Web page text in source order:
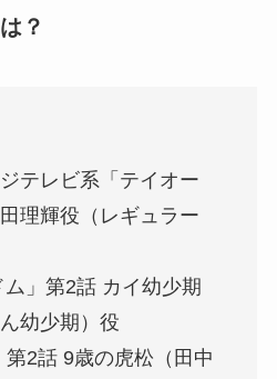
？
テレビ系「テイオー
理輝役（レギュラー
」第2話 カイ幼少期
幼少期）役
2話 9歳の虎松（田中